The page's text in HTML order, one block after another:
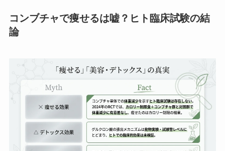
コンブチャで痩せるは嘘？ヒト臨床試験の結
論